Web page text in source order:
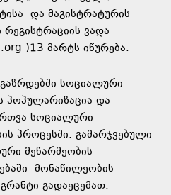
და მაგისტრატურის
ვადა
)13 მარტს იწურება.
სოციალური
პოპულარიზაცია და
სოციალური
პროცესში. გამარჯვებული
მეწარმეობის
მონაწილეობის
გადაეცემათ.